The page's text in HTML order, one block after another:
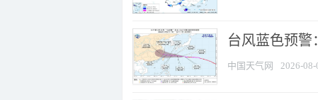
台风蓝色预警
中国天气网 2026-08-